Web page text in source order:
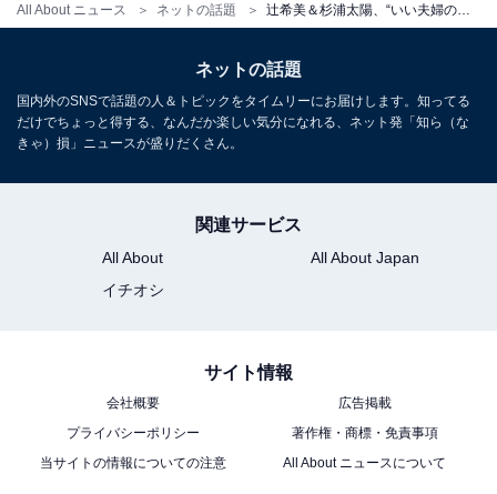
All About ニュース ネットの話題
ネットの話題
国内外のSNSで話題の人＆トピックをタイムリーにお届けします。知ってる
だけでちょっと得する、なんだか楽しい気分になれる、ネット発「知ら（な
きゃ）損」ニュースが盛りだくさん。
関連サービス
All About
All About Japan
イチオシ
サイト情報
会社概要
広告掲載
プライバシーポリシー
著作権・商標・免責事項
当サイトの情報についての注意
All About ニュースについて